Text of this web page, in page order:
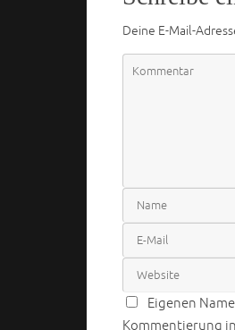
Deine E-Mail-
Eigenen
Kommentierung